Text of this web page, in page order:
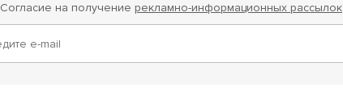
Согласие на получение рекламно-информационных рассылок